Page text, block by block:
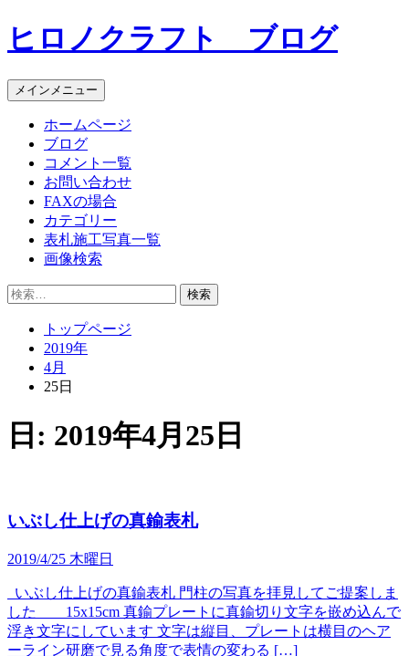
コ
ン
ン
ツ
ヒロノクラフト ブログ
メインメニュー
ホームページ
ブログ
コメント一覧
お問い合わせ
FAXの場合
カテゴリー
表札施工写真一覧
画像検索
検
トップページ
2019年
4月
25日
日: 2019年4月25日
いぶし仕上げの真鍮表札
2019/4/25 木曜日
いぶし仕上げの真鍮表札 門柱の写真を拝見してご提案しま
した 15x15cm 真鍮プレートに真鍮切り文字を嵌め込んで
浮き文字にしています 文字は縦目、プレートは横目のヘア
ーライン研磨で見る角度で表情の変わる […]